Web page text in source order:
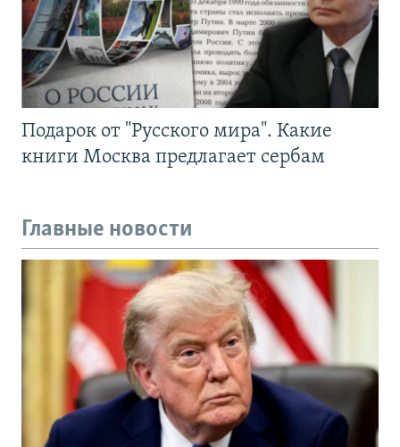
Подарок от "Русского мира". Какие
книги Москва предлагает сербам
Главные новости